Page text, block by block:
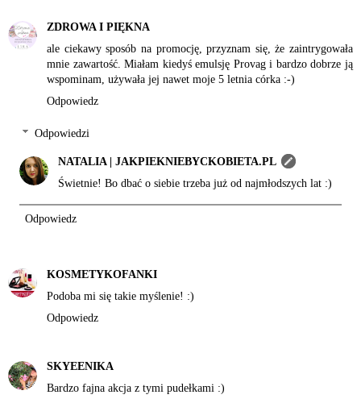
ZDROWA I PIĘKNA
ale ciekawy sposób na promocję, przyznam się, że zaintrygowała
mnie zawartość. Miałam kiedyś emulsję Provag i bardzo dobrze ją
wspominam, używała jej nawet moje 5 letnia córka :-)
Odpowiedz
Odpowiedzi
NATALIA | JAKPIEKNIEBYCKOBIETA.PL
Świetnie! Bo dbać o siebie trzeba już od najmłodszych lat :)
Odpowiedz
KOSMETYKOFANKI
Podoba mi się takie myślenie! :)
Odpowiedz
SKYEENIKA
Bardzo fajna akcja z tymi pudełkami :)